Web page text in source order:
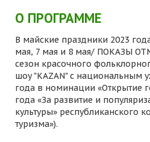
О ПРОГРАММЕ
В майские праздники 2023
мая, 7 мая и 8 мая/ ПОКАЗЫ
сезон красочного
шоу "KAZAN" с национальным
года в номинации «Открытие
года «За развитие и
культуры» республиканского
туризма»).